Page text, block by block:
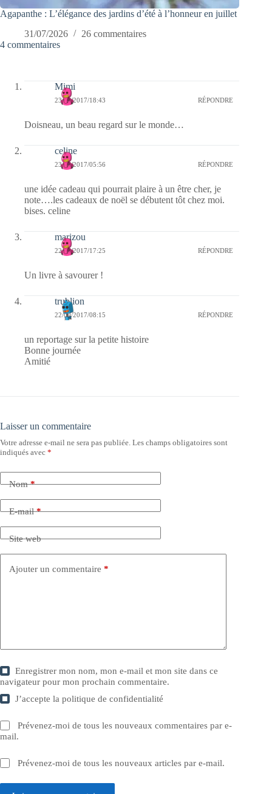
Agapanthe : L’élégance des jardins d’été à l’honneur en juillet
31/07/2026
26 commentaires
4 commentaires
Mimi
23/09/2017/18:43 RÉPONDRE
Doisneau, un beau regard sur le monde…
celine
23/09/2017/05:56 RÉPONDRE
une idée cadeau qui pourrait plaire à un être cher, je
note….les cadeaux de noël se débutent tôt chez moi.
bises. celine
marizou
22/09/2017/17:25 RÉPONDRE
Un livre à savourer !
trublion
22/09/2017/08:15 RÉPONDRE
un reportage sur la petite histoire
Bonne journée
Amitié
Laisser un commentaire
Votre adresse e-mail ne sera pas publiée. Les champs obligatoires sont
indiqués avec *
Nom*
E-mail*
Site web
Ajouter un commentaire *
Enregistrer mon nom, mon e-mail et mon site dans ce
navigateur pour mon prochain commentaire.
J’accepte lapolitique de confidentialité
Prévenez-moi de tous les nouveaux commentaires par e-
mail.
Prévenez-moi de tous les nouveaux articles par e-mail.